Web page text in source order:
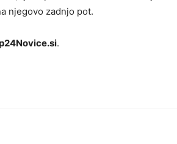
njegovo zadnjo pot.
.